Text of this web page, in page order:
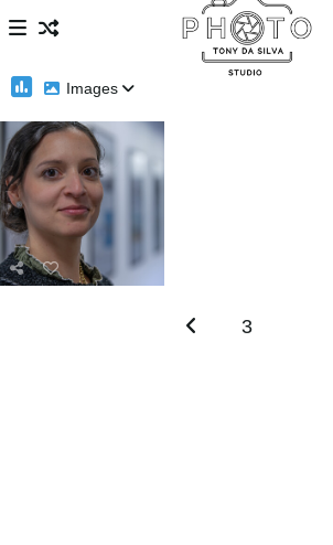
Images
3